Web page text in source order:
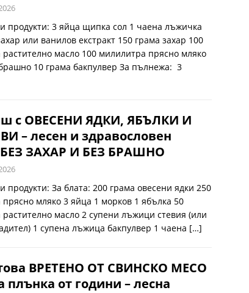
продукти: 3 яйца щипка сол 1 чаена лъжичка
или ванилов екстракт 150 грама захар 100
масло 100 милилитра прясно мляко
10 грама бакпулвер За пълнежа: 3
с ОВЕСЕНИ ЯДКИ, ЯБЪЛКИ И
– лесен и здравословен
БЕЗ ЗАХАР И БЕЗ БРАШНО
продукти: За блата: 200 грама овесени ядки 250
мляко 3 яйца 1 морков 1 ябълка 50
масло 2 супени лъжици стевия (или
1 супена лъжица бакпулвер 1 чаена […]
ВРЕТЕНО ОТ СВИНСКО МЕСО
плънка от години – лесна